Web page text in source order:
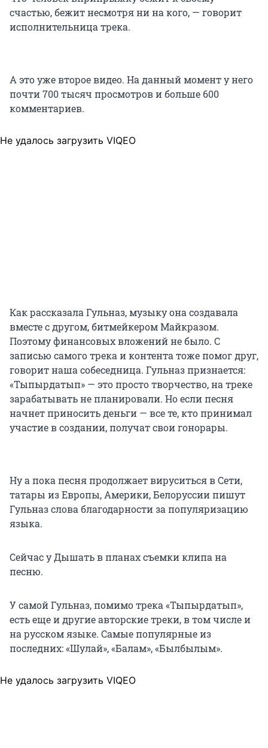
счастью, бежит несмотря ни на кого, — говорит
исполнительница трека.
А это уже второе видео. На данный момент у него
почти 700 тысяч просмотров и больше 600
комментариев.
Не удалось загрузить VIQEO
Как рассказала Гульназ, музыку она создавала
вместе с другом, битмейкером Майкразом.
Поэтому финансовых вложений не было. С
записью самого трека и контента тоже помог друг,
говорит наша собеседница. Гульназ признается:
«Тыпырдатып» — это просто творчество, на треке
зарабатывать не планировали. Но если песня
начнет приносить деньги — все те, кто принимал
участие в создании, получат свои гонорары.
Ну а пока песня продолжает вируситься в Сети,
татары из Европы, Америки, Белоруссии пишут
Гульназ слова благодарности за популяризацию
языка.
Сейчас у Дышать в планах съемки клипа на
песню.
У самой Гульназ, помимо трека «Тыпырдатып»,
есть еще и другие авторские треки, в том числе и
на русском языке. Самые популярные из
последних: «Шулай», «Балам», «Былбылым».
Не удалось загрузить VIQEO